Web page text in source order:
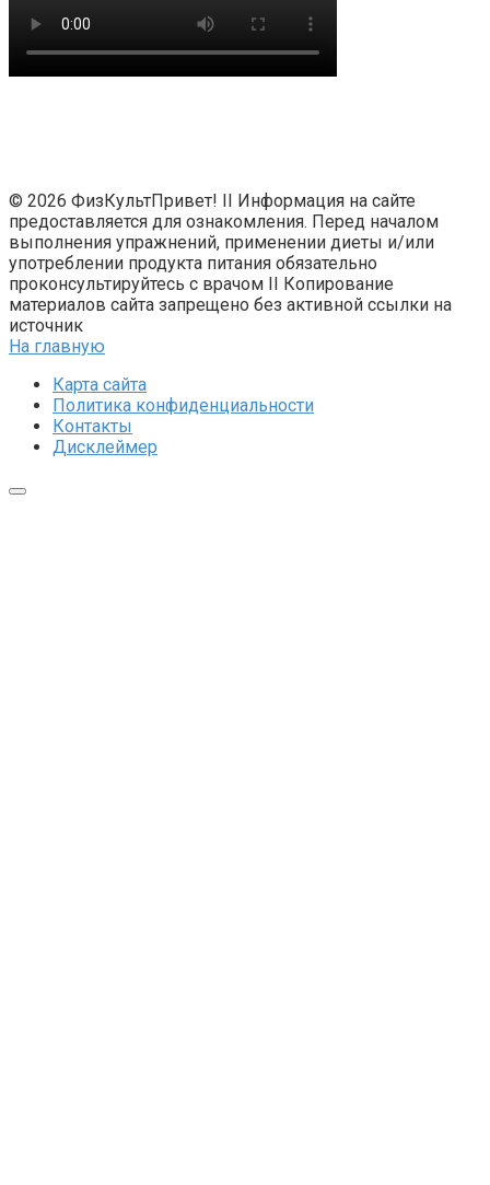
© 2026 ФизКультПривет! II Информация на сайте
предоставляется для ознакомления. Перед началом
выполнения упражнений, применении диеты и/или
употреблении продукта питания обязательно
проконсультируйтесь с врачом II Копирование
материалов сайта запрещено без активной ссылки на
источник
На главную
Карта сайта
Политика конфиденциальности
Контакты
Дисклеймер